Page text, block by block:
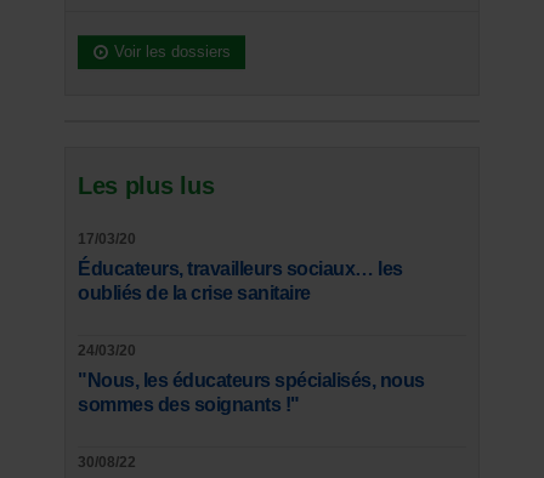
Voir les dossiers
Les plus lus
17/03/20
Éducateurs, travailleurs sociaux… les
oubliés de la crise sanitaire
24/03/20
"Nous, les éducateurs spécialisés, nous
sommes des soignants !"
30/08/22